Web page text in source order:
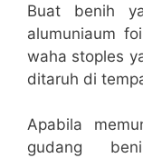
Buat benih
alumuniaum
waha stoples
ditaruh di
Apabila
gudang